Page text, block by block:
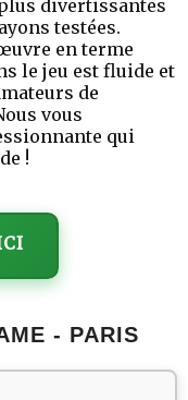
divertissantes
testées.
en terme
le jeu est fluide et
de
vous
qui
!
- PARIS